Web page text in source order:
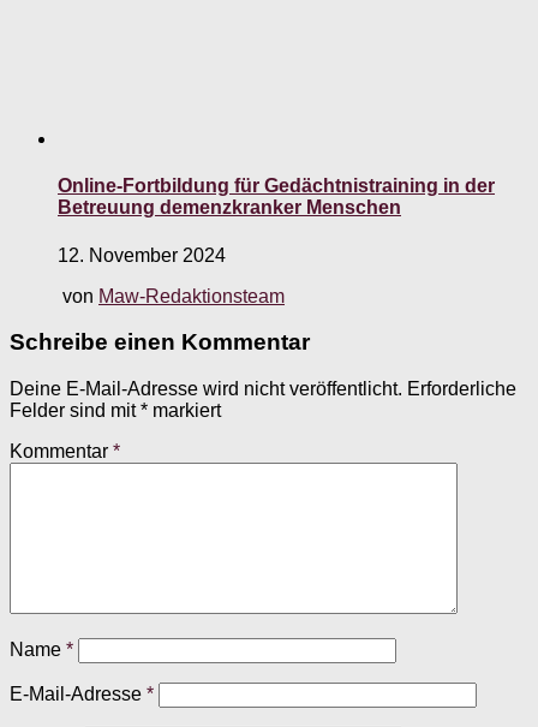
Online-Fortbildung für Gedächtnistraining in der
Betreuung demenzkranker Menschen
12. November 2024
von Maw-Redaktionsteam
Schreibe einen Kommentar
Deine E-Mail-Adresse wird nicht veröffentlicht. Erforderliche
Felder sind mit* markiert
Kommentar *
Name *
E-Mail-Adresse *